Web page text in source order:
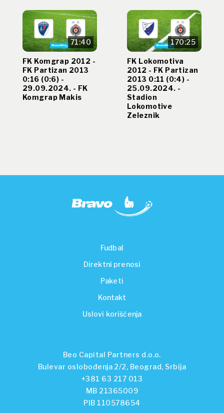
71:40
FK Komgrap 2012 -
FK Partizan 2013
0:16 (0:6) -
29.09.2024. - FK
Komgrap Makis
170:25
FK Lokomotiva
2012 - FK Partizan
2013 0:11 (0:4) -
25.09.2024. -
Stadion
Lokomotive
Zeleznik
Fudbal
Direktni prenosi
Paketi
Kontakt
Uslovi korišćenja
Beo Capital Partners d.o.o.
Bulevar oslobođenja 2/2, Beograd, Srbija
+381 63 217 013
MB 21365009
PIB 110578654